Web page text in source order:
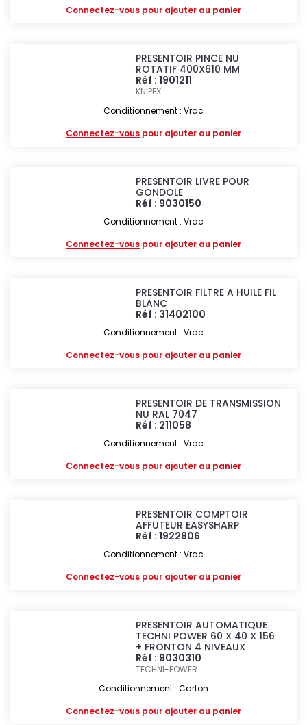
Connectez-vous pour ajouter au panier
PRESENTOIR PINCE NU
ROTATIF 400X610 MM
Réf : 1901211
KNIPEX
Conditionnement : Vrac
Connectez-vous pour ajouter au panier
PRESENTOIR LIVRE POUR
GONDOLE
Réf : 9030150
Conditionnement : Vrac
Connectez-vous pour ajouter au panier
PRESENTOIR FILTRE A HUILE FIL
BLANC
Réf : 31402100
Conditionnement : Vrac
Connectez-vous pour ajouter au panier
PRESENTOIR DE TRANSMISSION
NU RAL 7047
Réf : 211058
Conditionnement : Vrac
Connectez-vous pour ajouter au panier
PRESENTOIR COMPTOIR
AFFUTEUR EASYSHARP
Réf : 1922806
Conditionnement : Vrac
Connectez-vous pour ajouter au panier
PRESENTOIR AUTOMATIQUE
TECHNI POWER 60 X 40 X 156
+ FRONTON 4 NIVEAUX
Réf : 9030310
TECHNI-POWER
Conditionnement : Carton
Connectez-vous pour ajouter au panier